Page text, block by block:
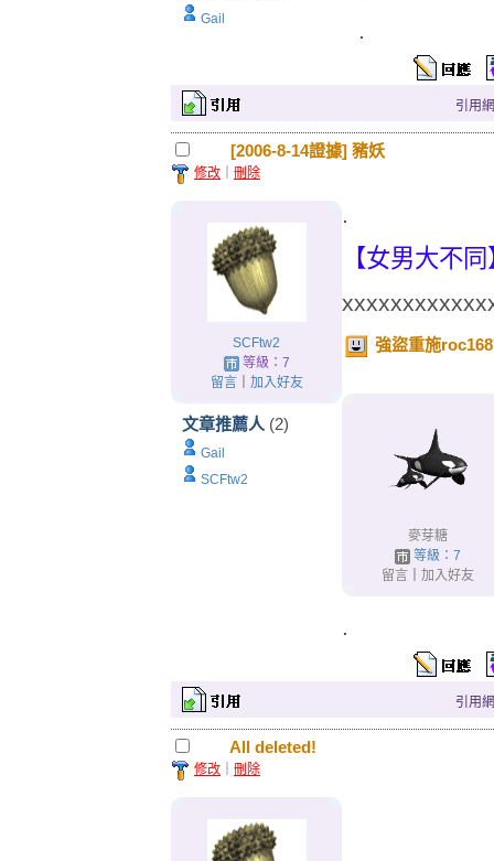
Gail .
引用
[2006-8-14證據] 豬妖
修改 刪除
SCFtw2
等級：7
留言｜ 加入好友
文章推薦人 (2)
Gail
SCFtw2
.
【女男大不
強盜重施
麥芽糖
等級：7
留言｜ 加入好友
.
引用
All deleted!
修改 刪除